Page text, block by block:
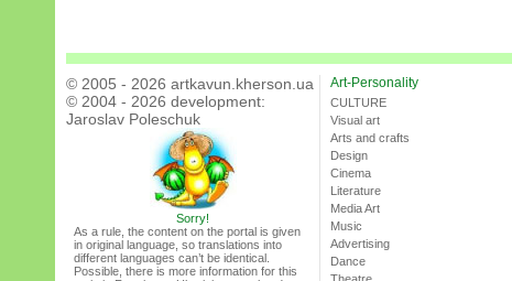
© 2005 - 2026 artkavun.kherson.ua
© 2004 - 2026 development:
Jaroslav Poleschuk
Sorry!
As a rule, the content on the portal is given
in original language, so translations into
different languages can’t be identical.
Possible, there is more information for this
Art-Personality
CULTURE
Visual art
Arts and crafts
Design
Cinema
Literature
Media Art
Music
Advertising
Dance